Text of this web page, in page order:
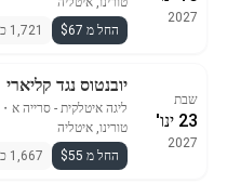
2027
החל מ $67
1,721 כרטיסים זמינים
שבת
23 ינו'
2027
יובנטוס נגד קליארי
ליגה איטלקית - סרייה א ・
טורינו, איטליה
החל מ $55
1,667 כרטיסים זמינים